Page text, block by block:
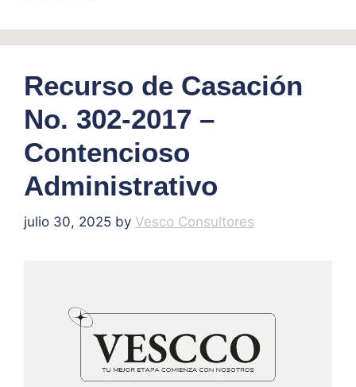
Recurso de Casación
No. 302-2017 –
Contencioso
Administrativo
julio 30, 2025 by Vesco Consultores